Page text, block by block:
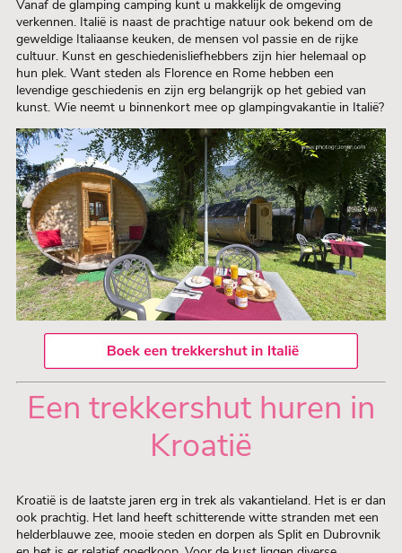
Vanaf de glamping camping kunt u makkelijk de omgeving
verkennen. Italië is naast de prachtige natuur ook bekend om de
geweldige Italiaanse keuken, de mensen vol passie en de rijke
cultuur. Kunst en geschiedenisliefhebbers zijn hier helemaal op
hun plek. Want steden als Florence en Rome hebben een
levendige geschiedenis en zijn erg belangrijk op het gebied van
kunst. Wie neemt u binnenkort mee op glampingvakantie in Italië?
Een trekkershut huren in
Kroatië
Kroatië is de laatste jaren erg in trek als vakantieland. Het is er dan
ook prachtig. Het land heeft schitterende witte stranden met een
helderblauwe zee, mooie steden en dorpen als Split en Dubrovnik